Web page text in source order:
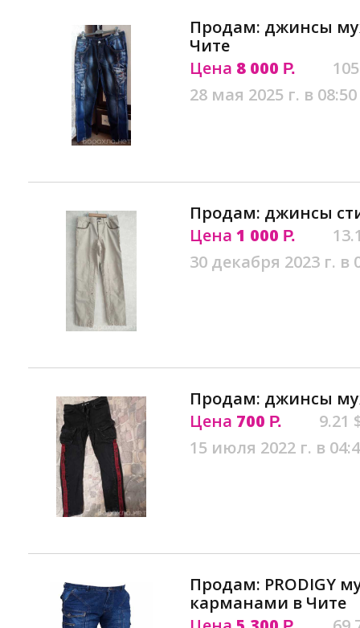
Продам: джинсы
Чите
Цена 8 000 Р.
28 мая 2025 г. в 08:50
Продам: джинсы
Цена 1 000 Р.
30 декабря 2023 г. в
Продам: джинсы
Цена 700 Р.
9.21
15 июля 2022 г. в
Продам: PRODIGY
карманами в Чите